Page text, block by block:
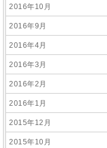
2016年10月
2016年9月
2016年4月
2016年3月
2016年2月
2016年1月
2015年12月
2015年10月